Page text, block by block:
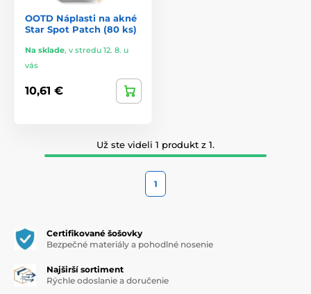
OOTD Náplasti na akné
Star Spot Patch (80 ks)
Na sklade, v stredu 12. 8. u
vás
10,61 €
Už ste videli 1 produkt z 1.
1
Certifikované šošovky
Bezpečné materiály a pohodlné nosenie
Najširší sortiment
Rýchle odoslanie a doručenie